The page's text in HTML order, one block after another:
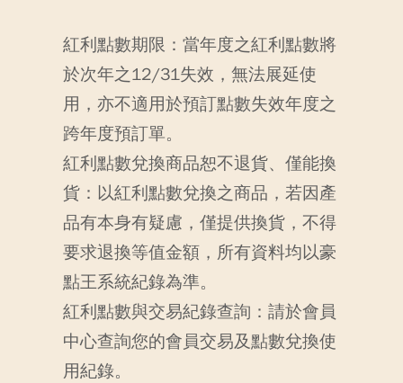
紅利點數期限：當年度之紅利點數將
於次年之12/31失效，無法展延使
用，亦不適用於預訂點數失效年度之
跨年度預訂單。
紅利點數兌換商品恕不退貨、僅能換
貨：以紅利點數兌換之商品，若因產
品有本身有疑慮，僅提供換貨，不得
要求退換等值金額，所有資料均以豪
點王系統紀錄為準。
紅利點數與交易紀錄查詢：請於會員
中心查詢您的會員交易及點數兌換使
用紀錄。